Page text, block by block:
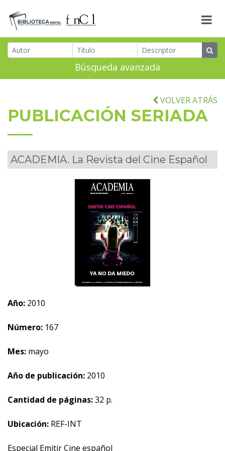
Búsqueda avanzada
VOLVER ATRÁS
PUBLICACIÓN SERIADA
ACADEMIA. La Revista del Cine Español
Año: 2010
Número: 167
Mes: mayo
Año de publicación: 2010
Cantidad de páginas:32 p.
Ubicación: REF-INT
Especial Emitir Cine español